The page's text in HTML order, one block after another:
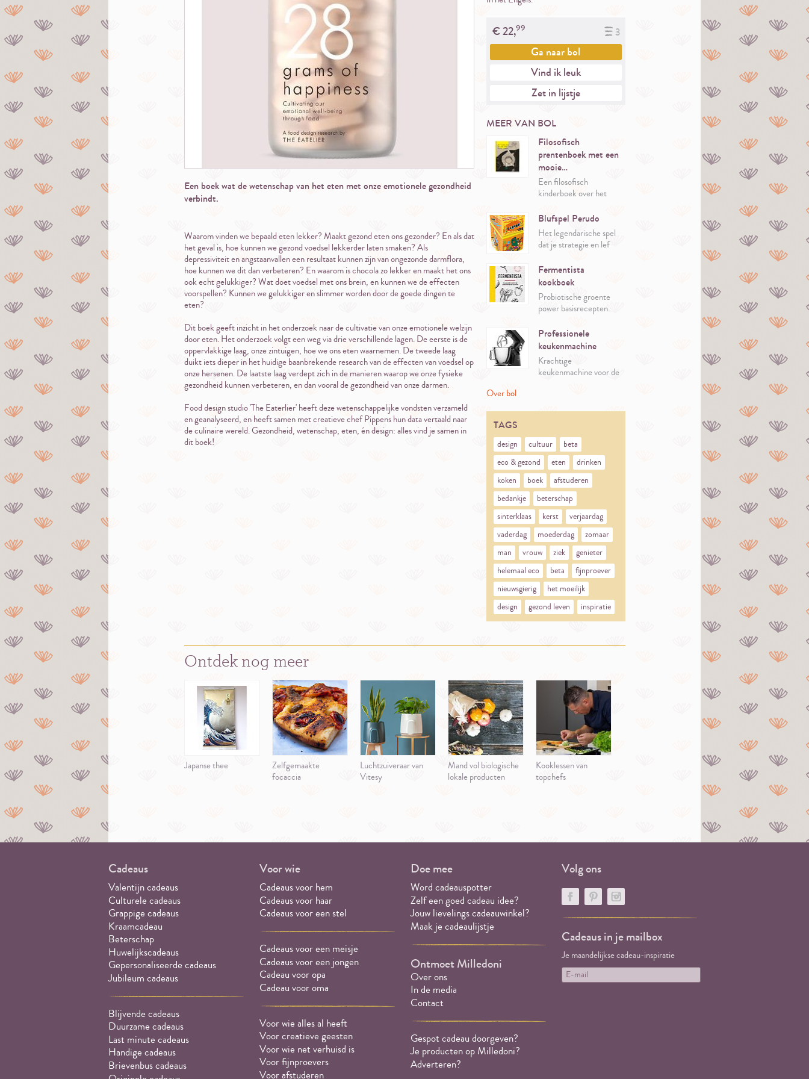
Een boek wat de wetenschap van het eten met onze emotionele gezondheid
verbindt.
Waarom vinden we bepaald eten lekker? Maakt gezond eten ons gezonder? En als dat
het geval is, hoe kunnen we gezond voedsel lekkerder laten smaken? Als
depressiviteit en angstaanvallen een resultaat kunnen zijn van ongezonde darmflora,
hoe kunnen we dit dan verbeteren? En waarom is chocola zo lekker en maakt het ons
ook echt gelukkiger? Wat doet voedsel met ons brein, en kunnen we de effecten
voorspellen? Kunnen we gelukkiger en slimmer worden door de goede dingen te
eten?
Dit boek geeft inzicht in het onderzoek naar de cultivatie van onze emotionele welzijn
door eten. Het onderzoek volgt een weg via drie verschillende lagen. De eerste is de
oppervlakkige laag, onze zintuigen, hoe we ons eten waarnemen. De tweede laag
duikt iets dieper in het huidige baanbrekende research van de effecten van voedsel op
onze hersenen. De laatste laag verdept zich in de manieren waarop we onze fysieke
gezondheid kunnen verbeteren, en dan vooral de gezondheid van onze darmen.
Food design studio 'The Eaterlier' heeft deze wetenschappelijke vondsten verzameld
en geanalyseerd, en heeft samen met creatieve chef Pippens hun data vertaald naar
de culinaire wereld. Gezondheid, wetenschap, eten, én design: alles vind je samen in
dit boek!
3
€22,99
Ga naarbol
Vind ik leuk
Zet in lijstje
MEER VAN BOL
Filosofisch
prentenboek met een
mooie…
Een filosofisch
kinderboek over het
Door te luisteren naar je
hart en te geloven in je
dromen is alles mogelijk
en kun je bloeien op
Blufspel Perudo
Het legendarische spel
dat je strategie en lef
Fermentista
kookboek
Probiotische groente
power basisrecepten.
Professionele
keukenmachine
Krachtige
keukenmachine voor de
Over bol
TAGS
design cultuur
beta
eco & gezond
eten
drinken
koken
boek
afstuderen
bedankje
beterschap
sinterklaas
kerst
verjaardag
vaderdag
moederdag
zomaar
man
vrouw ziek
genieter
helemaal eco
beta
fijnproever
nieuwsgierig
het moeilijk
design
gezond leven inspiratie
Ontdek nog meer
Japanse thee
Zelfgemaakte
focaccia
Luchtzuiveraar van
Vitesy
Mand vol biologische
lokale producten
Kooklessen van
topchefs
Cadeaus
Valentijn cadeaus
Culturele cadeaus
Grappige cadeaus
Kraamcadeau
Beterschap
Huwelijkscadeaus
Gepersonaliseerde cadeaus
Jubileum cadeaus
Blijvende cadeaus
Duurzame cadeaus
Last minute cadeaus
Handige cadeaus
Brievenbus cadeaus
Voor wie
Cadeaus voor hem
Cadeaus voor haar
Cadeaus voor een stel
Cadeaus voor een meisje
Cadeaus voor een jongen
Cadeau voor opa
Cadeau voor oma
Voor wie alles al heeft
Voor creatieve geesten
Voor wie net verhuisd is
Voor fijnproevers
Voor afstuderen
Doe mee
Word cadeauspotter
Zelf een goed cadeau idee?
Jouw lievelings cadeauwinkel?
Maak je cadeaulijstje
Ontmoet Milledoni
Over ons
In de media
Contact
Gespot cadeau doorgeven?
Je producten op Milledoni?
Adverteren?
Volg ons
Cadeaus in je mailbox
Je maandelijkse cadeau-inspiratie